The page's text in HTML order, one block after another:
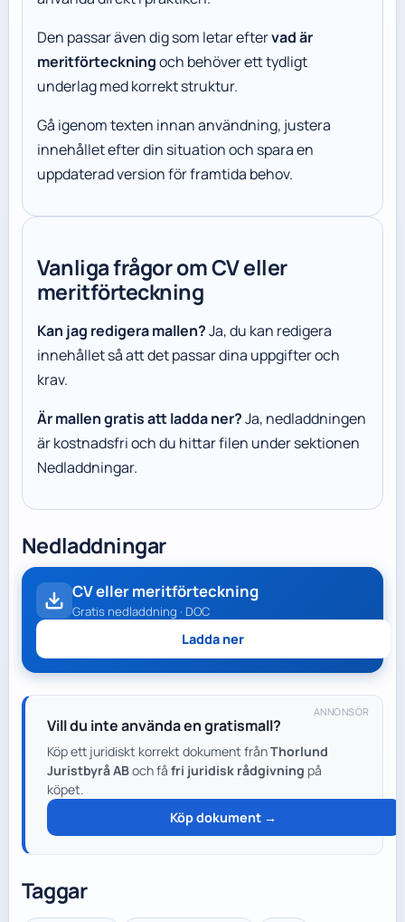
Den passar även dig som letar eftervad är
meritförteckningoch behöver ett tydligt
underlag med korrekt struktur.
Gå igenom texten innan användning, justera
innehållet efter din situation och spara en
uppdaterad version för framtida behov.
Vanliga frågor om CV eller
meritförteckning
Kan jag redigera mallen?Ja, du kan redigera
innehållet så att det passar dina uppgifter och
krav.
Är mallen gratis att ladda ner?Ja, nedladdningen
är kostnadsfri och du hittar filen under sektionen
Nedladdningar.
Nedladdningar
CV eller meritförteckning
Gratis nedladdning · DOC
Ladda ner
ANNONSÖR
Vill du inte använda en gratismall?
Köp ett juridiskt korrekt dokument frånThorlund
Juristbyrå ABoch få fri juridisk rådgivning på
köpet.
Köp dokument →
Taggar